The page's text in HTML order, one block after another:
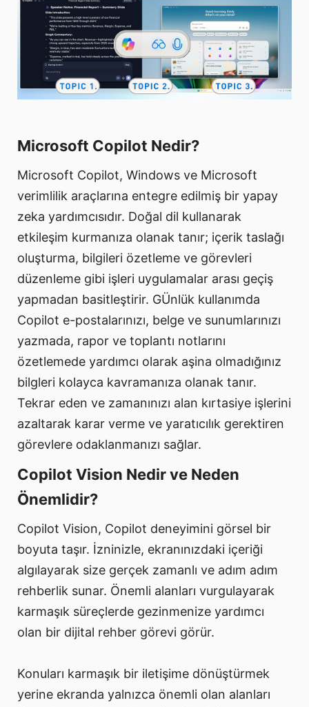
Microsoft Copilot Nedir?
Microsoft Copilot, Windows ve Microsoft
verimlilik araçlarına entegre edilmiş bir yapay
zeka yardımcısıdır. Doğal dil kullanarak
etkileşim kurmanıza olanak tanır; içerik taslağı
oluşturma, bilgileri özetleme ve görevleri
düzenleme gibi işleri uygulamalar arası geçiş
yapmadan basitleştirir. GÜnlük kullanımda
Copilot e-postalarınızı, belge ve sunumlarınızı
yazmada, rapor ve toplantı notlarını
özetlemede yardımcı olarak aşina olmadığınız
bilgleri kolayca kavramanıza olanak tanır.
Tekrar eden ve zamanınızı alan kırtasiye işlerini
azaltarak karar verme ve yaratıcılık gerektiren
görevlere odaklanmanızı sağlar.
Copilot Vision Nedir ve Neden
Önemlidir?
Copilot Vision, Copilot deneyimini görsel bir
boyuta taşır. İzninizle, ekranınızdaki içeriği
algılayarak size gerçek zamanlı ve adım adım
rehberlik sunar. Önemli alanları vurgulayarak
karmaşık süreçlerde gezinmenize yardımcı
olan bir dijital rehber görevi görür.
Konuları karmaşık bir iletişime dönüştürmek
yerine ekranda yalnızca önemli olan alanları